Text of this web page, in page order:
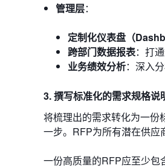
管理层：
定制化仪表盘（
跨部门数据报表：打
业务绩效分析：深入
3. 撰写标准化的需求规格说
将梳理出的需求转化为一份
一步。RFP为所有潜在供应
一份高质量的RFP应至少包